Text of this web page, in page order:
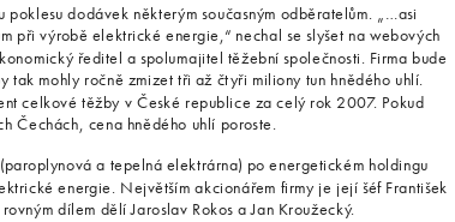
dodávek některým současným odběratelům. „…asi
při výrobě elektrické energie,“ nechal se slyšet na webových
ředitel a spolumajitel těžební společnosti. Firma bude
tak mohly ročně zmizet tři až čtyři miliony tun hnědého uhlí.
celkové těžby v České republice za celý rok 2007. Pokud
Čechách, cena hnědého uhlí poroste.
a tepelná elektrárna) po energetickém holdingu
energie. Největším akcionářem firmy je její šéf František
dílem dělí Jaroslav Rokos a Jan Kroužecký.